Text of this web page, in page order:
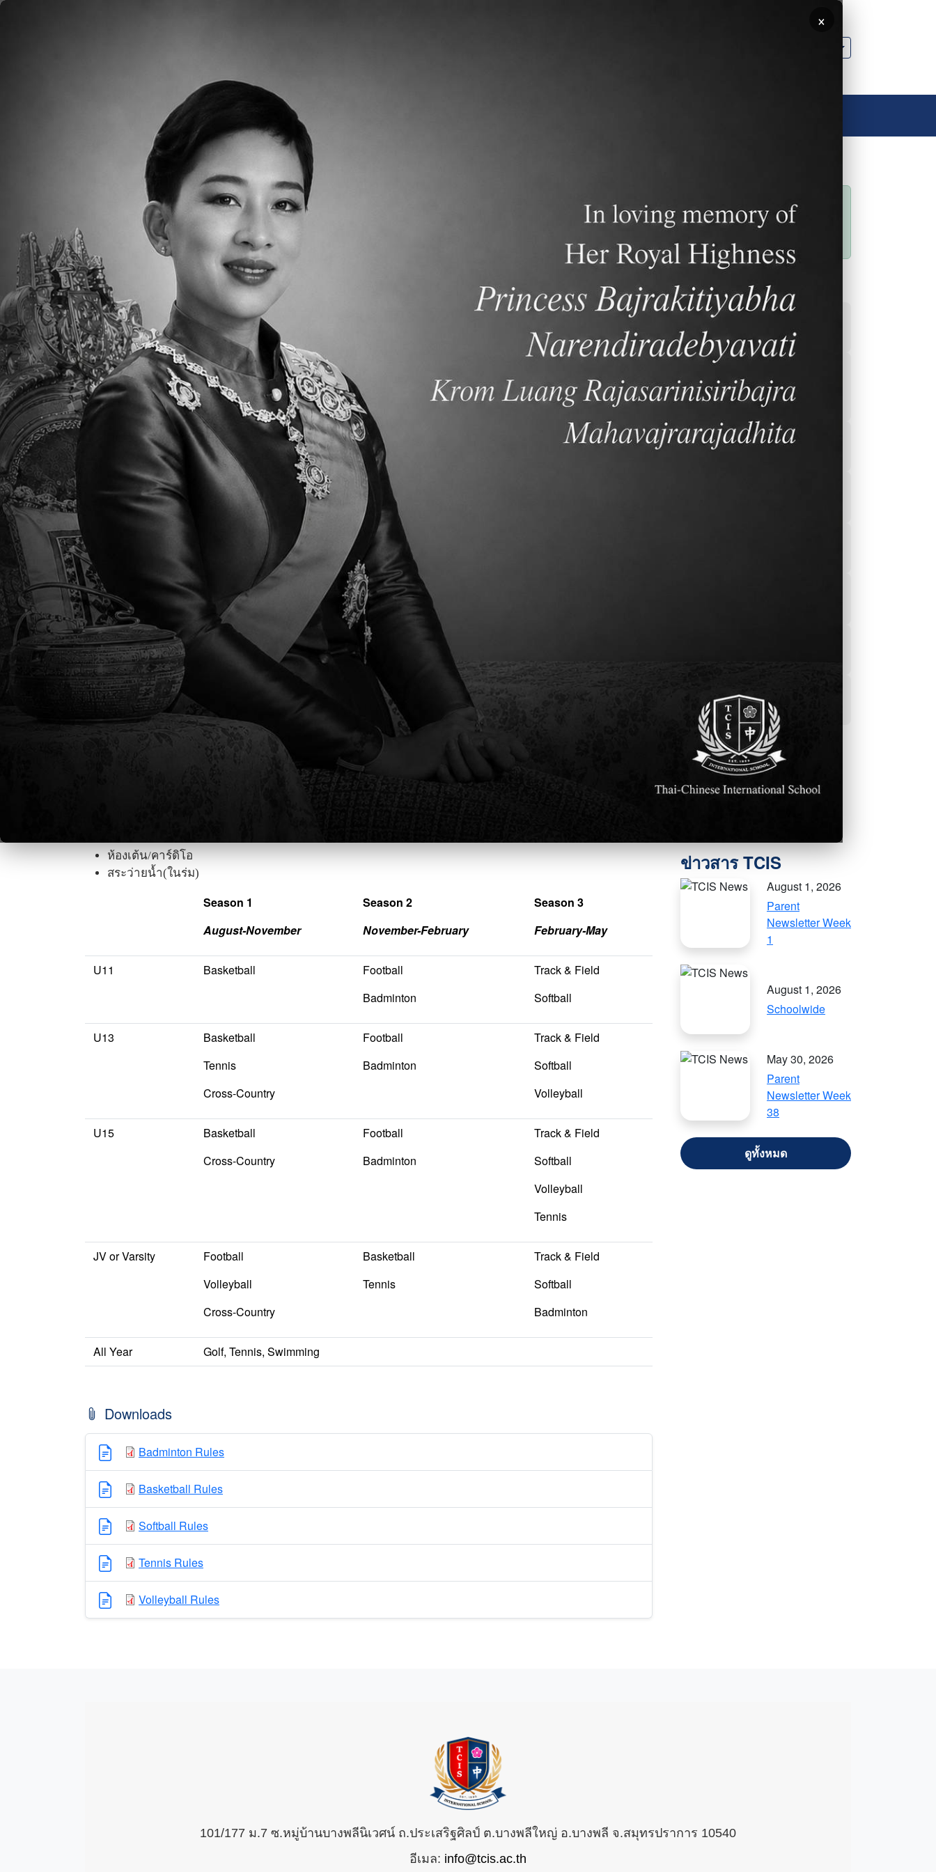
หน้าแรก
ฝ่ายประถมศึกษา
หลักสูตรพลศึกษาของเราเน้นในเรื่องของการเรียนด้วยความสนุกผ่านกิจกรรมต่างๆ ในช่วงชั้นอนุบาลเด็กๆจะได้มี
ทักษะเรียนรู้การเคลื่อนไหวของร่างกายซึ่งก่อให้เกิดความมั่นใจในการที่จะเล่นกีฬาต่างๆต่อไป สำหรับนักเรียนระ
ดับชั้นป.1-ป.4จะมีการมุ่งเน้นไปที่กีฬาเฉพาะประเภท และมีการเรียนการสอนสุขศึกษาควบคู่ไปด้วย
Throughout Pre-Kindergarten to Grade 4 our Health curriculum teaches the skills needed to make good decisions
for the students’ individual health. Our PE curriculum is a fun, skill-based program that provides opportunities for
students to develop an enjoyment of physical activity.
ฝ่ายมัธยมศึกษาตอนต้น
นักเรียนจะสามารถนำความรู้และทักษะพื้นฐานทางกีฬาจากช่วงประถมศึกษามาต่อยอดเชื่อมโยงเพื่อมีแนวทาง
และมีทักษะที่สูงขึ้น ในวิชาสุขศึกษามุ่งเน้นเรื่องโภชนาการและ สุขภาพจิต
ป.5-ป.6 นักเรียนจะได้มีโอกาสเป็นนักกีฬา ผู้ฝึกซ้อมนักกีฬา นักสถิติ ฝึกงานเขียนเกี่ยวกับกีฬาและผู้ตัดสินกีฬา
ฝ่ายมัธยมศึกษาตอนปลาย
นักเรียนจะได้เรียนกีฬาและกิจกรรมที่หลากหลาย อาทิ บาสเก็ตบอล วอลเล่ย์บอล แบตมินตัน ฟุตบอล ว่ายน้ำ และ
วิชาสุขศึกษาจะมุ่งเน้นทางด้านโภชนาการ สุขภาพจิต การดูแลรักษาสวัสดิภาพของตนเอง และการเจริญเติบโต
ของมนุษย์
กิจกรรมเสริม
TCISได้จัดกิจกรรมเสริม เพื่อเตรียมพร้อมนักเรียนในการแข่งขันกีฬาBISAC ซึ่งเป็นการแข่งขันระหว่างโรงเรียน
นานาชาติซึ่งมีทั้งหมด11โรงเรียนในกรุงเทพมหานคร กรุณาดูตารางการแข่งขันต่อไปนี้
ข้อมูลเพิ่มเติม:
กีฬาภายในโรงเรียนแผนกประถมศึกษา
กีฬาภายในโรงเรียนแผนกมัธยมศึกษา
ชมรมฟิตเนส
โปรแกรมพัฒนากีฬาบาสเก็ตบอล
สิ่งอำนวยความสะดวก
ห้องเต้น/คาร์ดิโอ
สระว่ายน้ำ(ในร่ม)
Season 1
August-November
Season 2
November-February
Season 3
February-May
U11 Basketball
Football
Badminton
Track & Field
Softball
U13
Basketball
Tennis
Cross-Country
Football
Badminton
Track & Field
Softball
Volleyball
U15
Basketball
Cross-Country
Football
Badminton
Track & Field
Softball
Volleyball
Tennis
JV or Varsity
Football
Volleyball
Cross-Country
Basketball
Tennis
Track & Field
Softball
Badminton
All Year Golf, Tennis, Swimming
Downloads
Badminton Rules
Basketball Rules
Softball Rules
Tennis Rules
Volleyball Rules
สถานะข้อความ
closed to new
ลิงค์ที่พบบ่อย
กิจกรรมส่งเสริมการ
สื่อออนไลน์
August 1, 2026
Parent
Newsletter Week
1
August 1, 2026
Schoolwide
May 30, 2026
Parent
Newsletter Week
38
VIEW ALL
101/177 ม.7 ซ.หมู่บ้านบางพลีนิเวศน์ ถ.ประเสริฐศิลป์ ต.บางพลีใหญ่ อ.บางพลี จ.สมุทรปราการ 10540
อีเมล: info@tcis.ac.th
×